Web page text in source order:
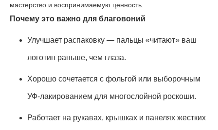
мастерство и воспринимаемую ценность.
Почему это важно для благовоний
Улучшает распаковку — пальцы «читают» ваш
логотип раньше, чем глаза.
Хорошо сочетается с фольгой или выборочным
УФ-лакированием для многослойной роскоши.
Работает на рукавах, крышках и панелях жестких